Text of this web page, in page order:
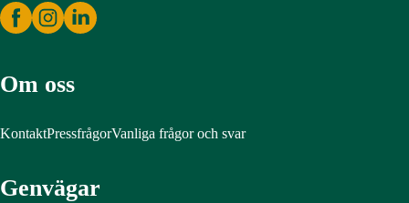
Om oss
KontaktPressfrågorVanliga frågor och svar
Genvägar